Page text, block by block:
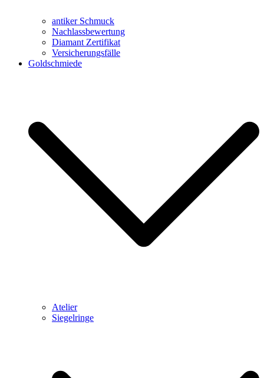
antiker Schmuck
Nachlassbewertung
Diamant Zertifikat
Versicherungsfälle
Goldschmiede
Atelier
Siegelringe